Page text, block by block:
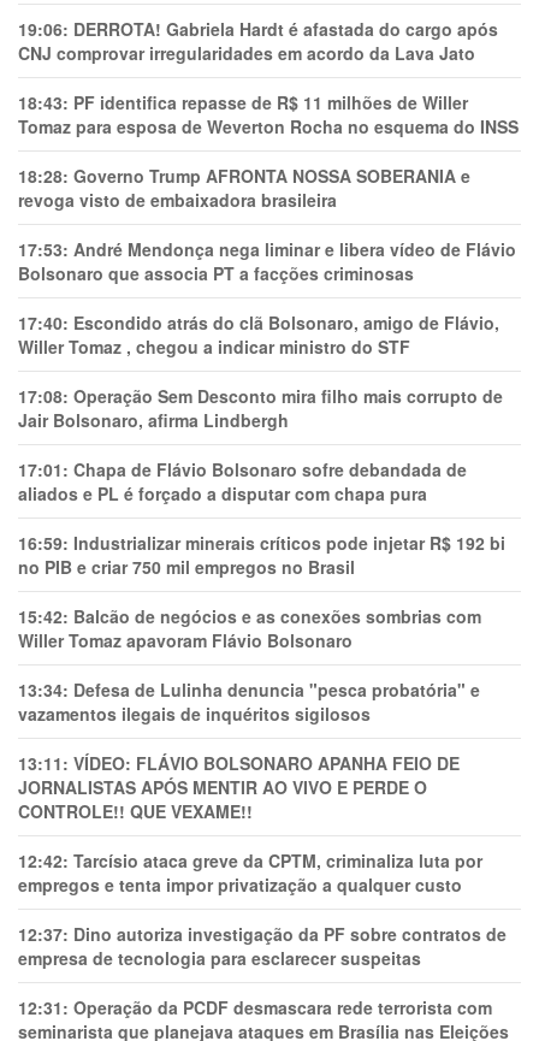
19:06: DERROTA! Gabriela Hardt é afastada do cargo após
CNJ comprovar irregularidades em acordo da Lava Jato
18:43: PF identifica repasse de R$ 11 milhões de Willer
Tomaz para esposa de Weverton Rocha no esquema do INSS
18:28: Governo Trump AFRONTA NOSSA SOBERANIA e
revoga visto de embaixadora brasileira
17:53: André Mendonça nega liminar e libera vídeo de Flávio
Bolsonaro que associa PT a facções criminosas
17:40: Escondido atrás do clã Bolsonaro, amigo de Flávio,
Willer Tomaz , chegou a indicar ministro do STF
17:08: Operação Sem Desconto mira filho mais corrupto de
Jair Bolsonaro, afirma Lindbergh
17:01: Chapa de Flávio Bolsonaro sofre debandada de
aliados e PL é forçado a disputar com chapa pura
16:59: Industrializar minerais críticos pode injetar R$ 192 bi
no PIB e criar 750 mil empregos no Brasil
15:42: Balcão de negócios e as conexões sombrias com
Willer Tomaz apavoram Flávio Bolsonaro
13:34: Defesa de Lulinha denuncia "pesca probatória" e
vazamentos ilegais de inquéritos sigilosos
13:11: VÍDEO: FLÁVIO BOLSONARO APANHA FEIO DE
JORNALISTAS APÓS MENTIR AO VIVO E PERDE O
CONTROLE!! QUE VEXAME!!
12:42: Tarcísio ataca greve da CPTM, criminaliza luta por
empregos e tenta impor privatização a qualquer custo
12:37: Dino autoriza investigação da PF sobre contratos de
empresa de tecnologia para esclarecer suspeitas
12:31: Operação da PCDF desmascara rede terrorista com
seminarista que planejava ataques em Brasília nas Eleições